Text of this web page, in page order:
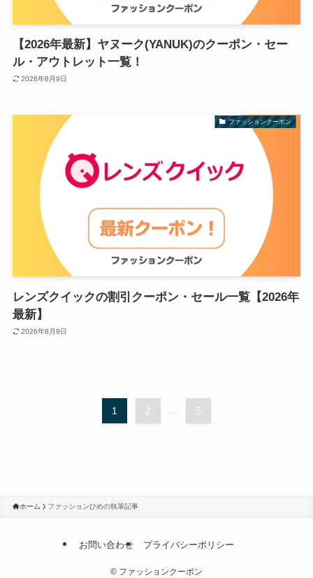
【2026年最新】ヤヌーク(YANUK)のクーポン・セー
ル・アウトレット一覧！
2026年8月9日
ファッションクーポン
レンズクイックの割引クーポン・セール一覧【2026年
最新】
2026年8月9日
1 2 ... 5
ホーム ファッションひめの執筆記事
お問い合わせ プライバシーポリシー
© ファッションクーポン